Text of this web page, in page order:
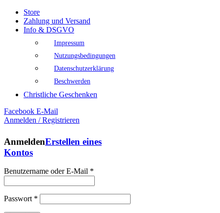
Store
Zahlung und Versand
Info & DSGVO
Impressum
Nutzungsbedingungen
Datenschutzerklärung
Beschwerden
Christliche Geschenken
Facebook E-Mail
Anmelden / Registrieren
AnmeldenErstellen eines
Kontos
Benutzername oder E-Mail *
Passwort *